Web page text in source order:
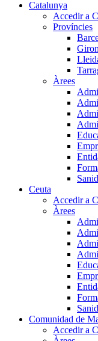
Catalunya
Accedir a
Províncies
Àrees
Ceuta
Accedir a
Àrees
Comunidad de
Accedir a